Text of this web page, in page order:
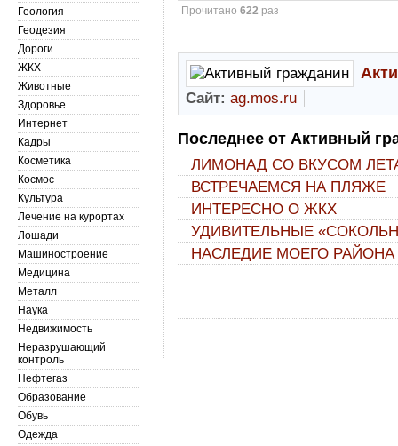
Прочитано622 раз
Сайт:ag.mos.ru
Последнее от Активный
ЛИМОНАД СО ВКУСОМ
ВСТРЕЧАЕМСЯ НА ПЛЯЖЕ
ИНТЕРЕСНО О ЖКХ
УДИВИТЕЛЬНЫЕ
НАСЛЕДИЕ МОЕГО РАЙОНА
Геология
Геодезия
Дороги
ЖКХ
Животные
Здоровье
Интернет
Кадры
Косметика
Космос
Культура
Лечение на курортах
Лошади
Машиностроение
Медицина
Металл
Наука
Недвижимость
Неразрушающий
контроль
Нефтегаз
Образование
Обувь
Одежда